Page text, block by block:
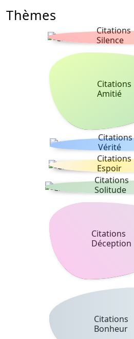
Thèmes
Citations
Silence
Citations
Amitié
Citations
Vérité
Citations
Espoir
Citations
Solitude
Citations
Déception
Citations
Bonheur